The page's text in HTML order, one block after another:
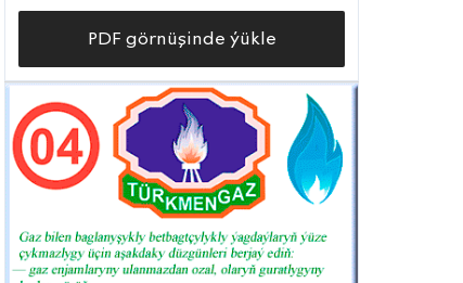
PDF görnüşinde ýükle